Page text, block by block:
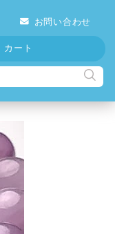
お問い合わせ
カート